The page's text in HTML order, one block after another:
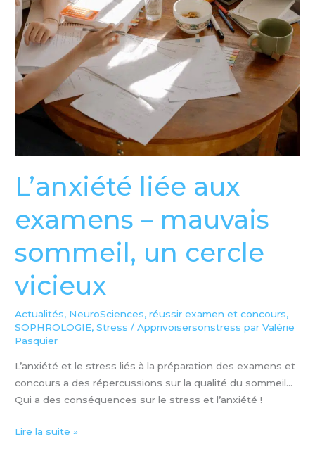
L’anxiété liée aux
examens – mauvais
sommeil, un cercle
vicieux
Actualités, NeuroSciences,réussir examen et concours,
SOPHROLOGIE,Stress /Apprivoisersonstress par Valérie
Pasquier
L’anxiété et le stress liés à la préparation des examens et
concours a des répercussions sur la qualité du sommeil…
Qui a des conséquences sur le stress et l’anxiété !
Lire la suite »